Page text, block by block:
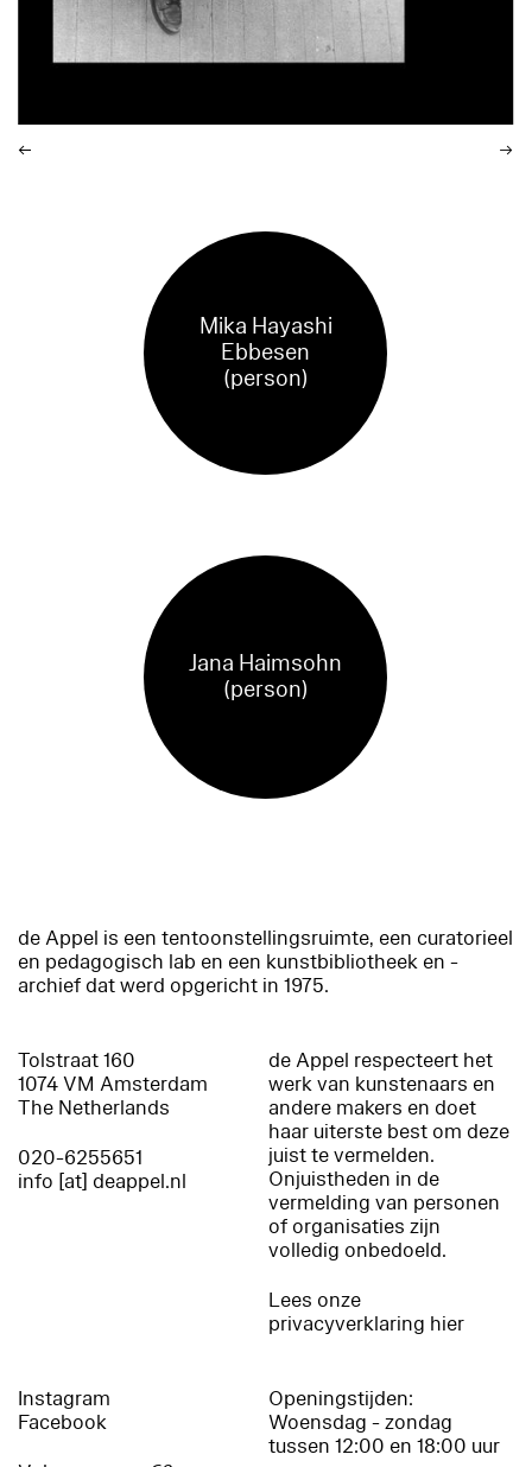
Mika Hayashi
Ebbesen
(person)
Jana Haimsohn
(person)
de Appel is een tentoonstellingsruimte, een curatorieel
en pedagogisch lab en een kunstbibliotheek en -
archief dat werd opgericht in 1975.
Tolstraat 160
1074 VM Amsterdam
The Netherlands
020-6255651
info [at] deappel.nl
de Appel respecteert het
werk van kunstenaars en
andere makers en doet
haar uiterste best om deze
juist te vermelden.
Onjuistheden in de
vermelding van personen
of organisaties zijn
volledig onbedoeld.
Lees onze
privacyverklaring hier
Instagram
Facebook
Openingstijden:
Woensdag - zondag
tussen 12:00 en 18:00 uur